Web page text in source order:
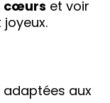
cœurs et voir
adaptées aux